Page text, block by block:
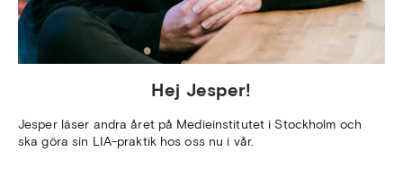
Hej Jesper!
Jesper läser andra året på Medieinstitutet i Stockholm och
ska göra sin LIA-praktik hos oss nu i vår.